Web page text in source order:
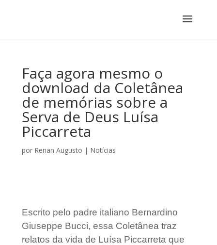
Faça agora mesmo o
download da Coletânea
de memórias sobre a
Serva de Deus Luísa
Piccarreta
por Renan Augusto | Notícias
Escrito pelo padre italiano Bernardino
Giuseppe Bucci, essa Coletânea traz
relatos da vida de Luísa Piccarreta que